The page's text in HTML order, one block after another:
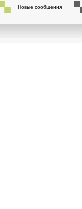
Новые сообщения